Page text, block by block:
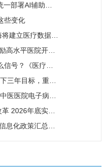
辅助诊疗智能体
些变化
据集供需常态化对接
人工智能技术研发应用
动方案》印发（附政策解读）
塑基层医疗质量体系
，AI辅助诊疗加速落地
实现公立医院全覆盖
集落地（附汇总报告下载）